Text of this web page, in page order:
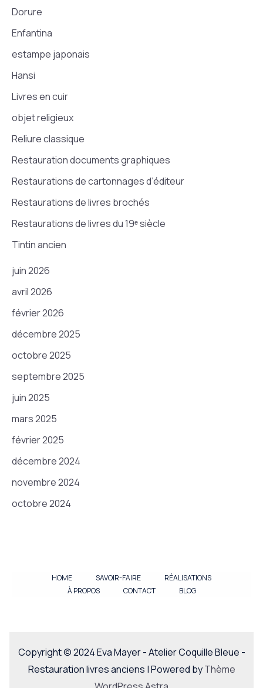
Dorure
Enfantina
estampe japonais
Hansi
Livres en cuir
objet religieux
Reliure classique
Restauration documents graphiques
Restaurations de cartonnages d’éditeur
Restaurations de livres brochés
Restaurations de livres du 19ᵉ siècle
Tintin ancien
juin 2026
avril 2026
février 2026
décembre 2025
octobre 2025
septembre 2025
juin 2025
mars 2025
février 2025
décembre 2024
novembre 2024
octobre 2024
HOME SAVOIR-FAIRE
RÉALISATIONS
À PROPOS
CONTACT BLOG
Copyright © 2024 Eva Mayer - Atelier Coquille Bleue -
Restauration livres anciens | Powered byThème